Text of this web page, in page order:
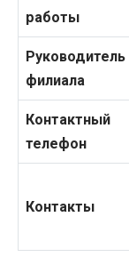
работы
Руководитель
филиала
Контактный
телефон
Контакты